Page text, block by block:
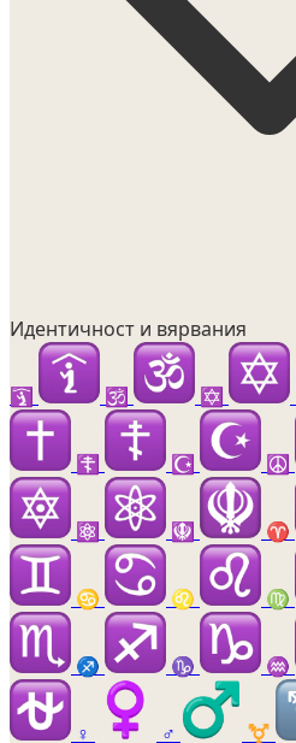
Идентичност и вярвания
🛐 🕉️ ✡️
☦️ ☪️ ☮️
⚛️ 🪯 ♈
♋ ♌ ♍
♐ ♑ ♒
♀️ ♂️
⚧️